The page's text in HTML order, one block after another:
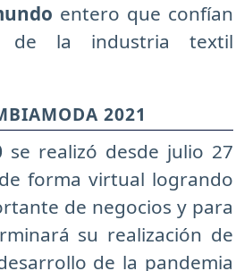
entero que confían
de la industria textil
2021
se realizó desde julio 27
forma virtual logrando
de negocios y para
su realización de
de la pandemia